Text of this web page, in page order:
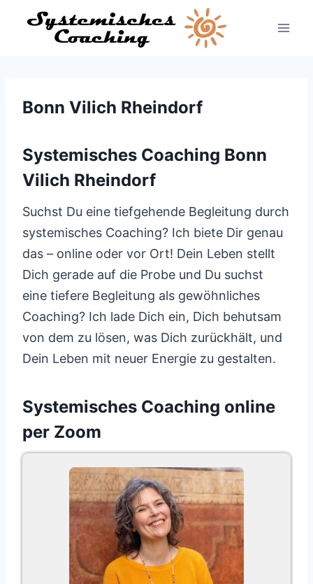
Inhalt
Bonn Vilich Rheindorf
Systemisches Coaching Bonn
Vilich Rheindorf
Suchst Du eine tiefgehende Begleitung durch
systemisches Coaching? Ich biete Dir genau
das – online oder vor Ort! Dein Leben stellt
Dich gerade auf die Probe und Du suchst
eine tiefere Begleitung als gewöhnliches
Coaching? Ich lade Dich ein, Dich behutsam
von dem zu lösen, was Dich zurückhält, und
Dein Leben mit neuer Energie zu gestalten.
Systemisches Coaching online
per Zoom